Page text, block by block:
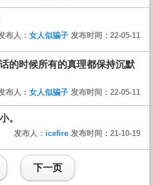
布人： 女人似骗子 发布时间：22-05-11
的时候所有的真理都保持沉默
布人： 女人似骗子 发布时间：22-05-11
。
发布人： icefire 发布时间：21-10-19
下一页